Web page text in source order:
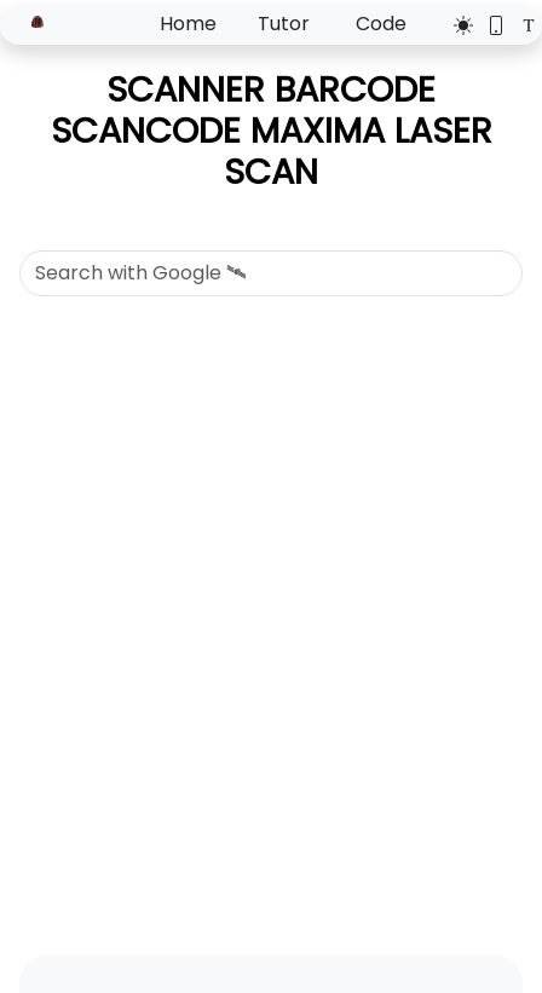
Home Tutor Code
SCANNER BARCODE
SCANCODE MAXIMA LASER
SCAN